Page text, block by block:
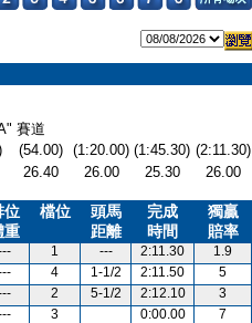
賽道
(54.00) (1:20.00) (1:45.30) (2:11.30)
26.40 26.00 25.30 26.00
位
重
檔位
頭馬
距離
完成
時間
獨贏
賠率
1 --- 2:11.30
1.9
4 1-1/2 2:11.50
5
2 5-1/2 2:12.10
3
3 0:00.00
7